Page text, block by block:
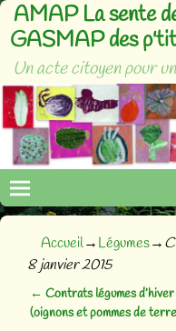
AMAP La sente
GASMAP des
Un acte citoyen pour
Accueil→Légumes→
8 janvier 2015
Navigation des
← Contrats légumes d’hiver
(oignons et pommes de